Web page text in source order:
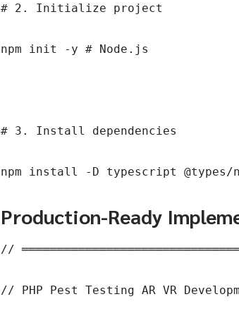
# 2. Initialize project
npm init -y # Node.js
# 3. Install dependencies
npm install -D typescript @types/
Production-Ready
//
// PHP Pest Testing AR VR